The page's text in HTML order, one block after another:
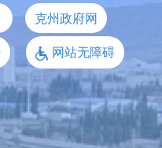
克州政府网
网站无障碍